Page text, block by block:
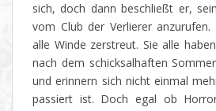
sich, doch dann beschließt er,
vom Club der Verlierer
alle Winde zerstreut. Sie alle
nach dem schicksalhaften
und erinnern sich nicht einmal
passiert ist. Doch egal ob